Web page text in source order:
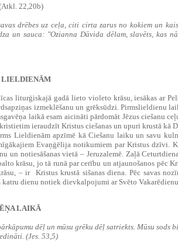
22,20b)
drēbes uz ceļa, citi cirta zarus no kokiem un
un sauca: "Ozianna Dāvida dēlam, slavēts, kas
LIELDIENĀM
liturģiskajā gadā lieto violeto krāsu, iesākas ar
izmeklēšanu un grēksūdzi. Pirmslieldienu
laikā esam aicināti pārdomāt Jēzus ciešanu
ieraudzīt Kristus ciešanas un upuri krustā kā
Lieldienām apzīmē kā Ciešanu laiku un savu
Evaņģēlija notikumiem par Kristus dzīvi.
un notiesāšanas vietā – Jeruzalemē. Zaļā
krāsu, jo tā runā par cerību un atjaunošanos pēc
– ir Kristus krustā sišanas diena. Pēc savas
dienu notiek dievkalpojumi ar Svēto
LAIKĀ
dēļ un mūsu grēku dēļ satriekts. Mūsu sods
(Jes. 53,5)